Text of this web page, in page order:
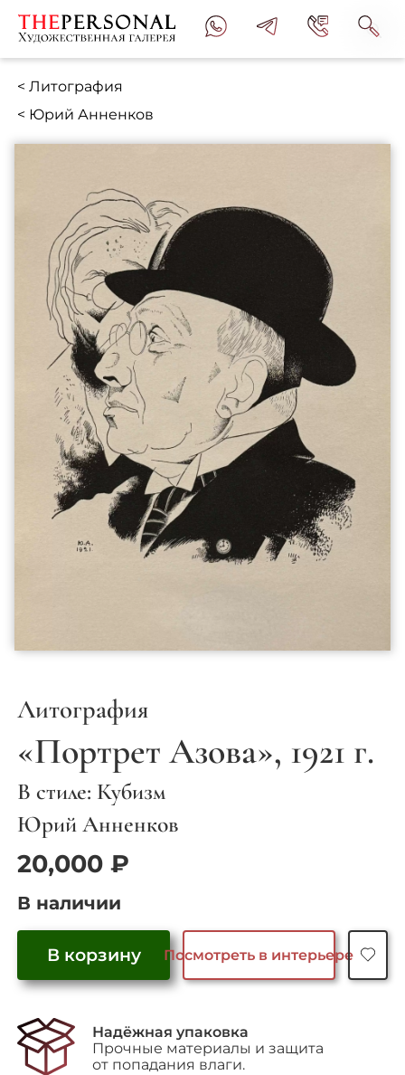
< Литография
< Юрий Анненков
Литография
«Портрет Азова», 1921 г.
В стиле: Кубизм
Юрий Анненков
20,000₽
В наличии
Количество
"Портрет
Азова",
1921
В корзину Посмотреть в интерьере
Надёжная упаковка
Прочные материалы и защита
от попадания влаги.